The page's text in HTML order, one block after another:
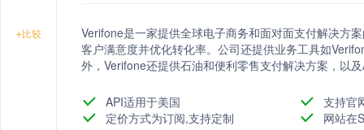
+比较
Verifone是一家提供全球电子商务和面对面支付解决方
客户满意度并优化转化率。公司还提供业务工具如
外，Verifone还提供石油和便利零售支付解决方案，以
API适用于美国
支持官
定价方式为订阅,支持定制
网站在